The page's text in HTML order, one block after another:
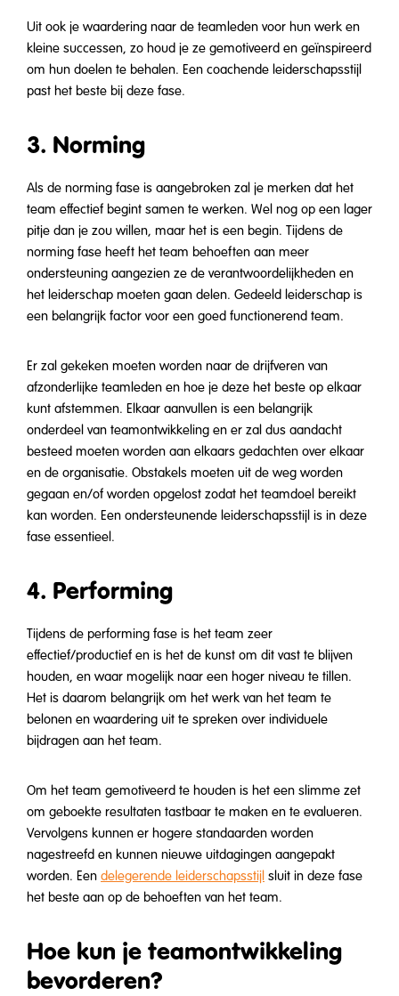
Uit ook je waardering naar de teamleden voor hun werk en
kleine successen, zo houd je ze gemotiveerd en geïnspireerd
om hun doelen te behalen. Een coachende leiderschapsstijl
past het beste bij deze fase.
3. Norming
Als de norming fase is aangebroken zal je merken dat het
team effectief begint samen te werken. Wel nog op een lager
pitje dan je zou willen, maar het is een begin. Tijdens de
norming fase heeft het team behoeften aan meer
ondersteuning aangezien ze de verantwoordelijkheden en
het leiderschap moeten gaan delen. Gedeeld leiderschap is
een belangrijk factor voor een goed functionerend team.
Er zal gekeken moeten worden naar de drijfveren van
afzonderlijke teamleden en hoe je deze het beste op elkaar
kunt afstemmen. Elkaar aanvullen is een belangrijk
onderdeel van teamontwikkeling en er zal dus aandacht
besteed moeten worden aan elkaars gedachten over elkaar
en de organisatie. Obstakels moeten uit de weg worden
gegaan en/of worden opgelost zodat het teamdoel bereikt
kan worden. Een ondersteunende leiderschapsstijl is in deze
fase essentieel.
4. Performing
Tijdens de performing fase is het team zeer
effectief/productief en is het de kunst om dit vast te blijven
houden, en waar mogelijk naar een hoger niveau te tillen.
Het is daarom belangrijk om het werk van het team te
belonen en waardering uit te spreken over individuele
bijdragen aan het team.
Om het team gemotiveerd te houden is het een slimme zet
om geboekte resultaten tastbaar te maken en te evalueren.
Vervolgens kunnen er hogere standaarden worden
nagestreefd en kunnen nieuwe uitdagingen aangepakt
worden. Een delegerende leiderschapsstijl sluit in deze fase
het beste aan op de behoeften van het team.
Hoe kun je teamontwikkeling
bevorderen?